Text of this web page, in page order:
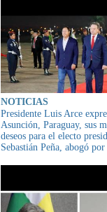
NOTICIAS
Presidente Luis Arce
Asunción, Paraguay, sus
deseos para el electo
Sebastián Peña, abogó